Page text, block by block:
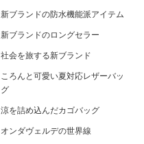
新ブランドの防水機能派アイテム
新ブランドのロングセラー
社会を旅する新ブランド
ころんと可愛い夏対応レザーバッ
グ
涼を詰め込んだカゴバッグ
オンダヴェルデの世界線